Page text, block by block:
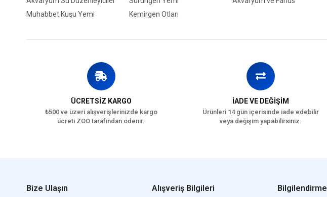
Muhabbet Kuşu Yemi
Kemirgen Otları
ÜCRETSİZ KARGO
₺500 ve üzeri alışverişlerinizde kargo
ücreti ZOO tarafından ödenir.
İADE VE DEĞİŞİM
Ürünleri 14 gün içerisinde iade edebilir
veya değişim yapabilirsiniz.
Bize Ulaşın Alışveriş Bilgileri Bilgilendirme